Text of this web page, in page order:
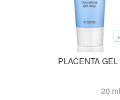
PLACENTA
20